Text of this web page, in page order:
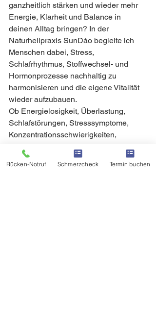
ganzheitlich stärken und wieder mehr
Energie, Klarheit und Balance in
deinen Alltag bringen? In der
Naturheilpraxis SunDáo begleite ich
Menschen dabei, Stress,
Schlafrhythmus, Stoffwechsel- und
Hormonprozesse nachhaltig zu
harmonisieren und die eigene Vitalität
wieder aufzubauen.
Ob Energielosigkeit, Überlastung,
Schlafstörungen, Stresssymptome,
Konzentrationsschwierigkeiten,
im Bewegungsapparat – gemeinsam
Rücken-Notruf Schmerzcheck Termin buchen